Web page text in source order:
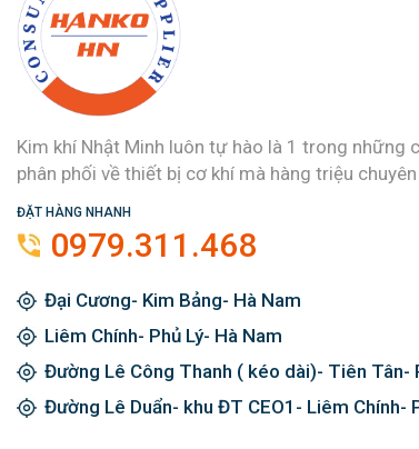
Kim khí Nhật Minh luôn tự hào là 1 trong những
phân phối về thiết bị cơ khí mà hàng triệu
ĐẶT HÀNG NHANH
0979.311.468
Đại Cương- Kim Bảng- Hà Nam
Liêm Chính- Phủ Lý- Hà Nam
Đường Lê Công Thanh ( kéo dài)- Tiên Tân-
Đường Lê Duẩn- khu ĐT CEO1- Liêm Chính-